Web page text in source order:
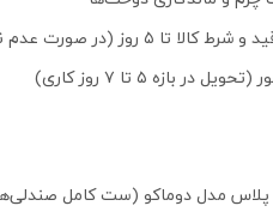
۵ تا ۷ روز کاری)